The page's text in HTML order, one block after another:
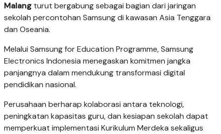
Malang turut bergabung sebagai bagian dari jaringan
sekolah percontohan Samsung di kawasan Asia Tenggara
dan Oseania.
Melalui Samsung for Education Programme, Samsung
Electronics Indonesia menegaskan komitmen jangka
panjangnya dalam mendukung transformasi digital
pendidikan nasional.
Perusahaan berharap kolaborasi antara teknologi,
peningkatan kapasitas guru, dan kesiapan sekolah dapat
memperkuat implementasi Kurikulum Merdeka sekaligus